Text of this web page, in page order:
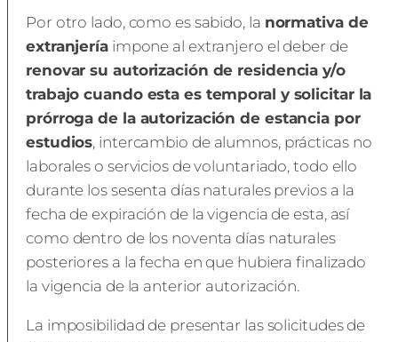
Por otro lado, como es sabido, la normativa de
extranjeríaimpone al extranjero el deber de
renovar su autorización de residencia y/o
trabajo cuando esta es temporal y solicitar la
prórroga de la autorización de estancia por
estudios, intercambio de alumnos, prácticas no
laborales o servicios de voluntariado, todo ello
durante los sesenta días naturales previos a la
fecha de expiración de la vigencia de esta, así
como dentro de los noventa días naturales
posteriores a la fecha en que hubiera finalizado
la vigencia de la anterior autorización.
La imposibilidad de presentar las solicitudes de